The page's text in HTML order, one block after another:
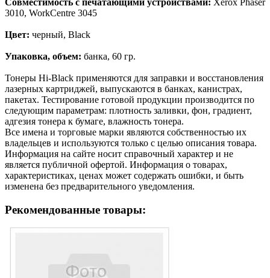
3010, WorkCentre 3045
Цвет: черный, Black
Упаковка, объем: банка, 60 гр.
Тонеры Hi-Black применяются для заправки и восстановления
лазерных картриджей, выпускаются в банках, канистрах,
пакетах. Тестирование готовой продукции производится по
следующим параметрам: плотность заливки, фон, градиент,
адгезия тонера к бумаге, влажность тонера.
Все имена и торговые марки являются собственностью их
владельцев и используются только с целью описания товара.
Информация на сайте носит справочный характер и не
является публичной офертой. Информация о товарах,
характеристиках, ценах может содержать ошибки, и быть
изменена без предварительного уведомления.
Рекомендованные товары: